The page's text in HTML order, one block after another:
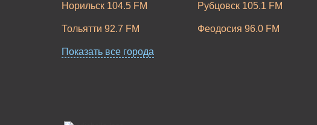
Норильск 104.5 FM Рубцовск 105.1 FM
Тольятти 92.7 FM Феодосия 96.0 FM
Показать все города